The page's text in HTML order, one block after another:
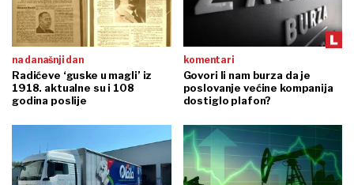
na današnji dan
Radićeve ‘guske u magli’ iz
1918. aktualne su i 108
godina poslije
komentari
Govori li nam burza da je
poslovanje većine kompanija
dostiglo plafon?